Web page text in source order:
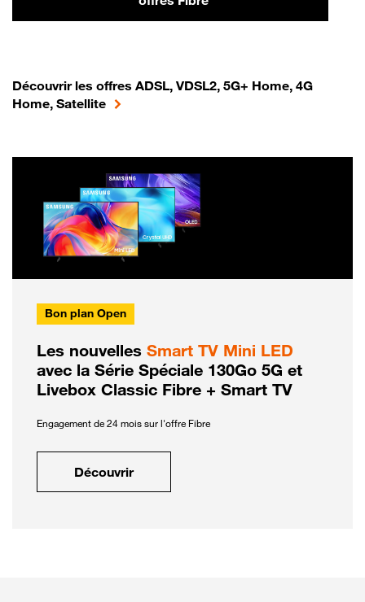
Découvrir les offres ADSL, VDSL2, 5G+ Home, 4G
Home, Satellite
Bon plan Open
Les nouvelles Smart TV Mini LED
avec la Série Spéciale 130Go 5G et
Livebox Classic Fibre + Smart TV
Engagement de 24 mois sur l'offre Fibre
Découvrir